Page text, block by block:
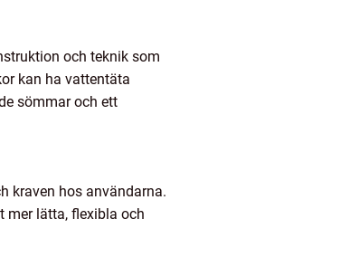
och teknik som
kan ha vattentäta
sömmar och ett
kraven hos användarna.
mer lätta, flexibla och